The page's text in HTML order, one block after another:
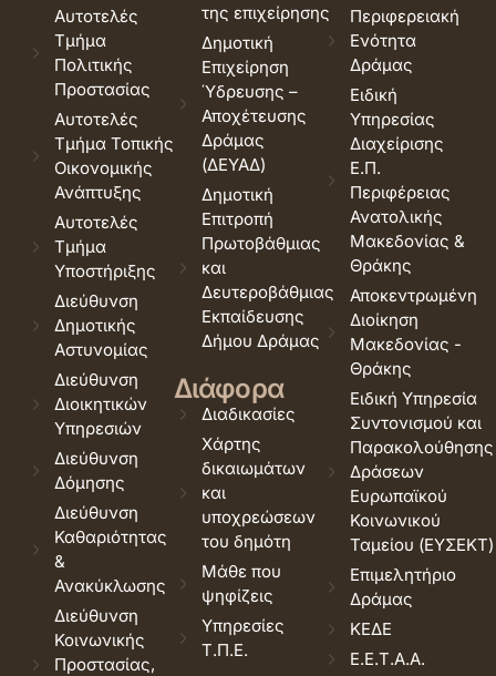
Αυτοτελές
Τμήμα
Πολιτικής
Προστασίας
Αυτοτελές
Τμήμα Τοπικής
Οικονομικής
Ανάπτυξης
Αυτοτελές
Τμήμα
Υποστήριξης
Διεύθυνση
Δημοτικής
Αστυνομίας
Διεύθυνση
Διοικητικών
Υπηρεσιών
Διεύθυνση
Δόμησης
Διεύθυνση
Καθαριότητας
&
Ανακύκλωσης
Διεύθυνση
Κοινωνικής
Προστασίας,
της επιχείρησης
Δημοτική
Επιχείρηση
Ύδρευσης –
Αποχέτευσης
Δράμας
(ΔΕΥΑΔ)
Δημοτική
Επιτροπή
Πρωτοβάθμιας
και
Δευτεροβάθμιας
Εκπαίδευσης
Δήμου Δράμας
Διάφορα
Διαδικασίες
Χάρτης
δικαιωμάτων
και
υποχρεώσεων
του δημότη
Μάθε που
ψηφίζεις
Υπηρεσίες
Τ.Π.Ε.
Περιφερειακή
Ενότητα
Δράμας
Ειδική
Υπηρεσίας
Διαχείρισης
Ε.Π.
Περιφέρειας
Ανατολικής
Μακεδονίας &
Θράκης
Αποκεντρωμένη
Διοίκηση
Μακεδονίας -
Θράκης
Ειδική Υπηρεσία
Συντονισμού και
Παρακολούθησης
Δράσεων
Ευρωπαϊκού
Κοινωνικού
Ταμείου (ΕΥΣΕΚΤ)
Επιμελητήριο
Δράμας
ΚΕΔΕ
Ε.Ε.Τ.Α.Α.